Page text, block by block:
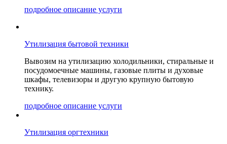
подробное описание услуги
Утилизация бытовой техники
Вывозим на утилизацию холодильники, стиральные и
посудомоечные машины, газовые плиты и духовые
шкафы, телевизоры и другую крупную бытовую
технику.
подробное описание услуги
Утилизация оргтехники